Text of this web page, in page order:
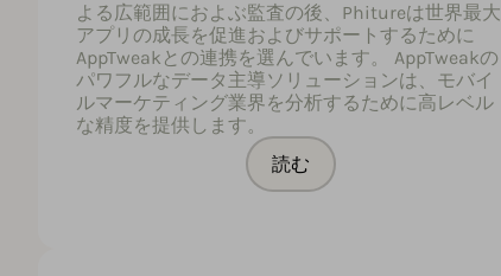
よる広範囲におよぶ監査の後、Phitureは世界最大
アプリの成長を促進およびサポートするために
AppTweakとの連携を選んでいます。 AppTweakの
パワフルなデータ主導ソリューションは、モバイ
ルマーケティング業界を分析するために高レベル
な精度を提供します。
読む